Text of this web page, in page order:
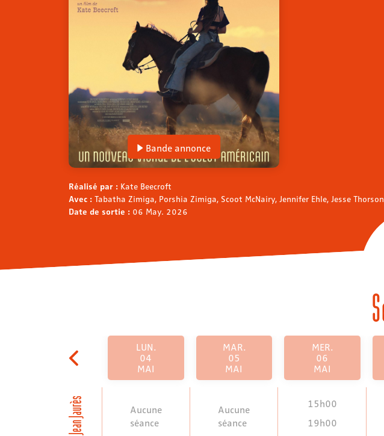
Bande annonce
Réalisé par : Kate Beecroft
Avec : Tabatha Zimiga, Porshia Zimiga, Scoot McNairy, Jennifer Ehle, Jesse Thorson
Date de sortie : 06 May. 2026
Jean Jaurès
LUN.
04
MAI
Aucune
séance
MAR.
05
MAI
Aucune
séance
MER.
06
MAI
15h00
19h00